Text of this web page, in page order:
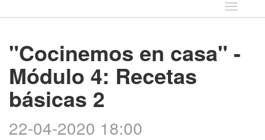
Idioma
"Cocinemos en casa" -
Módulo 4: Recetas
básicas 2
22-04-2020 18:00